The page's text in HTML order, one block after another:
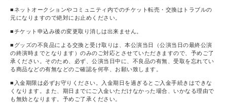
■ネットオークションやコミュニティ内でのチケット転売・交換はトラブルの
元になりますので絶対にお止めください。
■チケット申込み後の変更取り消しは出来ません。
■グッズの不良品による交換と受け取りは、本公演当日（公演当日の最終公演
の終演時までとなります）のみのご対応とさせていただきますので、予めご了
承ください。そのため、必ず、公演当日中に、不良品の有無、受取を忘れてい
る商品などの有無などのご確認を何卒、お願い致します。
■入金期限は必ずお守りください。入金期日を過ぎるとご入金手続きはできな
くなります。また、期日までにご入金いただけなかった場合、いかなる理由で
も無効となります。予めご了承ください。